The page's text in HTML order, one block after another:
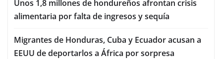
Unos 1,8 millones de hondureños afrontan crisis
alimentaria por falta de ingresos y sequía
Migrantes de Honduras, Cuba y Ecuador acusan a
EEUU de deportarlos a África por sorpresa